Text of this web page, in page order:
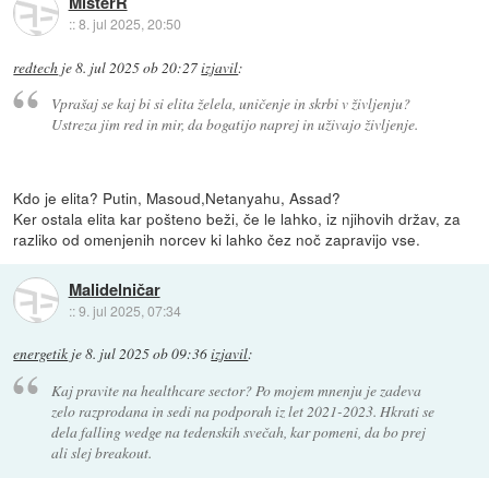
::8. jul 2025, 20:50
redtech je8. jul 2025 ob 20:27izjavil:
Vprašaj se kaj bi si elita želela, uničenje in skrbi v življenju?
Ustreza jim red in mir, da bogatijo naprej in uživajo življenje.
Kdo je elita? Putin, Masoud,Netanyahu, Assad?
Ker ostala elita kar pošteno beži, če le lahko, iz njihovih držav, za
razliko od omenjenih norcev ki lahko čez noč zapravijo vse.
Malidelničar
::9. jul 2025, 07:34
energetik je8. jul 2025 ob 09:36izjavil:
Kaj pravite na healthcare sector? Po mojem mnenju je zadeva
zelo razprodana in sedi na podporah iz let 2021-2023. Hkrati se
dela falling wedge na tedenskih svečah, kar pomeni, da bo prej
ali slej breakout.